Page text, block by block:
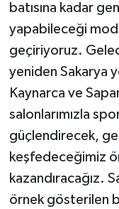
batısına kadar
yapabileceği
geçiriyoruz.
yeniden Sakarya
Kaynarca ve
salonlarımızla
güçlendirecek,
keşfedeceğimiz
kazandıracağız.
örnek gösterilen